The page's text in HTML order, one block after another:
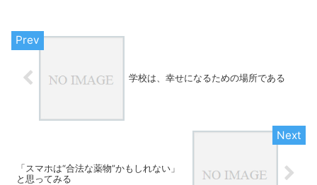
学校は、幸せになるための場所である
「スマホは“合法な薬物”かもしれない」
と思ってみる